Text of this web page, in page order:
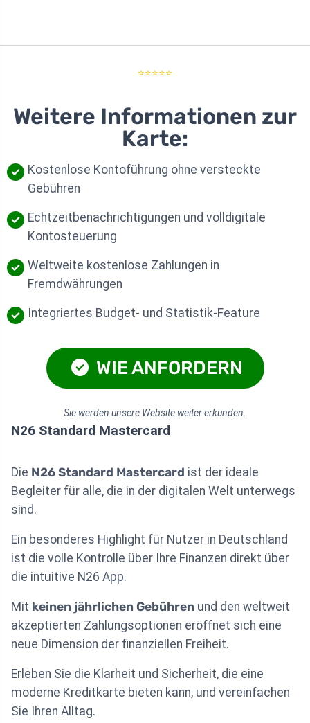
⭐⭐⭐⭐⭐
Weitere Informationen zur
Karte:
Kostenlose Kontoführung ohne versteckte
Gebühren
Echtzeitbenachrichtigungen und volldigitale
Kontosteuerung
Weltweite kostenlose Zahlungen in
Fremdwährungen
Integriertes Budget- und Statistik-Feature
WIE ANFORDERN
Sie werden unsere Website weiter erkunden.
N26 Standard Mastercard
Die N26 Standard Mastercard ist der ideale
Begleiter für alle, die in der digitalen Welt unterwegs
sind.
Ein besonderes Highlight für Nutzer in Deutschland
ist die volle Kontrolle über Ihre Finanzen direkt über
die intuitive N26 App.
Mit keinen jährlichen Gebühren und den weltweit
akzeptierten Zahlungsoptionen eröffnet sich eine
neue Dimension der finanziellen Freiheit.
Erleben Sie die Klarheit und Sicherheit, die eine
moderne Kreditkarte bieten kann, und vereinfachen
Sie Ihren Alltag.